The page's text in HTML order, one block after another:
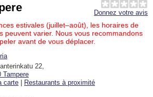
Donnez votre avis
estivales (juillet–août), les horaires de
peuvent varier. Nous vous recommandons
avant de vous déplacer.
22
Tampere
carte
Restaurants à proximité